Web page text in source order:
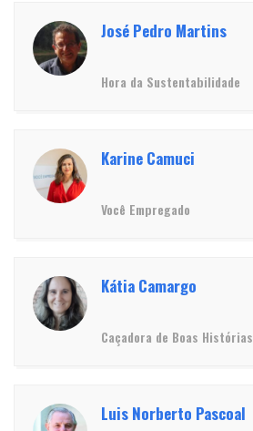
José Pedro Martins
Hora da Sustentabilidade
Karine Camuci
Você Empregado
Kátia Camargo
Caçadora de Boas Histórias
Luis Norberto Pascoal